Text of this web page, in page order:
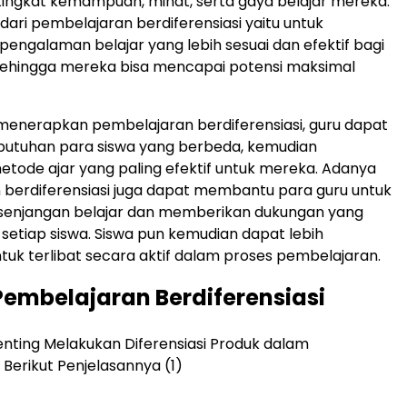
pembelajaran berdiferensiasi yaitu untuk
belajar yang lebih sesuai dan efektif bagi
mereka bisa mencapai potensi maksimal
pembelajaran berdiferensiasi, guru dapat
para siswa yang berbeda, kemudian
ajar yang paling efektif untuk mereka. Adanya
juga dapat membantu para guru untuk
belajar dan memberikan dukungan yang
siswa. Siswa pun kemudian dapat lebih
terlibat secara aktif dalam proses pembelajaran.
Berdiferensiasi